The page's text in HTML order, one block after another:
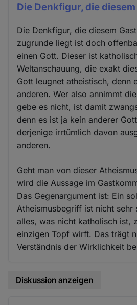
Die Denkfigur, die diesem
Die Denkfigur, die diesem
zugrunde liegt ist doch
einen Gott. Dieser ist
Weltanschauung, die exakt
Gott leugnet atheistisch, denn
anderen. Wer also annimmt
gebe es nicht, ist damit
denn es ist ja kein anderer
derjenige irrtümlich davon
anderen.
Geht man von dieser
wird die Aussage im
Das Gegenargument ist: Ein
Atheismusbegriff ist nicht sehr
alles, was nicht katholisch ist,
einzigen Topf wirft. Das trägt
Verständnis der Wirklichkeit
Diskussion anzeigen